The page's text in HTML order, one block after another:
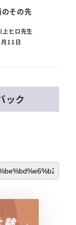
その先
ヒロ先生
11日
ック